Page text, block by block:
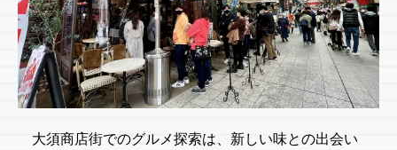
大須商店街でのグルメ探索は、新しい味との出会い